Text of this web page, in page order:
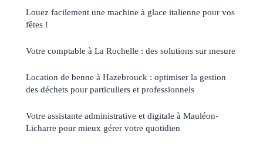
Louez facilement une machine à glace italienne pour vos
fêtes !
Votre comptable à La Rochelle : des solutions sur mesure
Location de benne à Hazebrouck : optimiser la gestion
des déchets pour particuliers et professionnels
Votre assistante administrative et digitale à Mauléon-
Licharre pour mieux gérer votre quotidien